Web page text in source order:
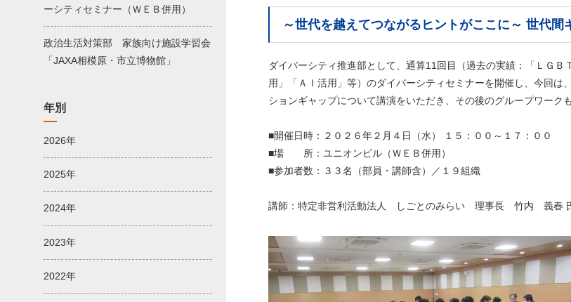
～世代を越えてつながるヒントがここに～ 世代
ダイバーシティ推進部として、通算11回目（過去の実績：「ＬＧ
用」「ＡＩ活用」等）のダイバーシティセミナーを開催し、今回
ションギャップについて講演をいただき、その後のグループワーク
■開催日時：２０２６年２月４日（水） １５：００～１７：００
■場 所：ユニオンビル（ＷＥＢ併用）
■参加者数：３３名（部員・講師含）／１９組織
講師：特定非営利活動法人 しごとのみらい 理事長 竹内 義春
ーシティセミナー（ＷＥＢ併用）
政治生活対策部 家族向け施設学習会
「JAXA相模原・市立博物館」
年別
2026年
2025年
2024年
2023年
2022年